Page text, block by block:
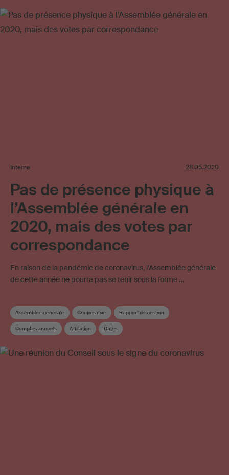
Interne 28.05.2020
Pas de présence physique à
l’Assemblée générale en
2020, mais des votes par
correspondance
En raison de la pandémie de coronavirus, l’Assemblée générale
de cette année ne pourra pas se tenir sous la forme …
Assemblée générale Coopérative Rapport de gestion
Comptes annuels Affiliation Dates